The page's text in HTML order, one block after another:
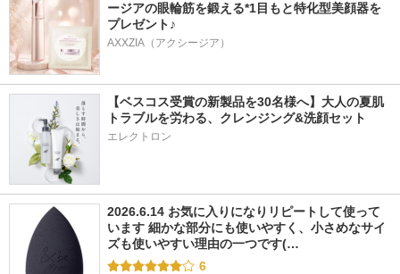
ージアの眼輪筋を鍛える*1目もと特化型美顔器を
プレゼント♪
AXXZIA（アクシージア）
【ベスコス受賞の新製品を30名様へ】大人の夏肌
トラブルを労わる、クレンジング&洗顔セット
エレクトロン
2026.6.14 お気に入りになりリピートして使って
います 細かな部分にも使いやすく、小さめなサイ
ズも使いやすい理由の一つです(…
6